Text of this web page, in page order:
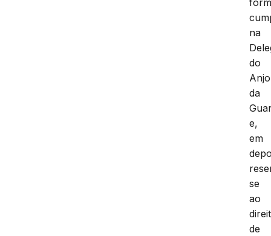
na
do
Anjo
da
e,
em
se
ao
de